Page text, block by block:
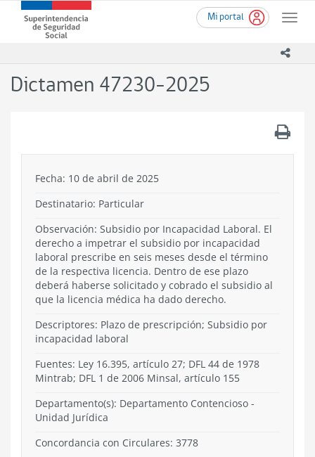
contenido
Mi portal
Toggle
Superintendencia
de
-
Dictamen 47230-2025
Fecha: 10 de abril de 2025
Destinatario: Particular
Observación: Subsidio por Incapacidad Laboral. El
derecho a impetrar el subsidio por incapacidad
laboral prescribe en seis meses desde el término
de la respectiva licencia. Dentro de ese plazo
deberá haberse solicitado y cobrado el subsidio al
que la licencia médica ha dado derecho.
Descriptores: Plazo de prescripción; Subsidio por
incapacidad laboral
Fuentes: Ley 16.395, artículo 27; DFL 44 de 1978
Mintrab; DFL 1 de 2006 Minsal, artículo 155
Departamento(s): Departamento Contencioso -
Unidad Jurídica
Concordancia con Circulares: 3778